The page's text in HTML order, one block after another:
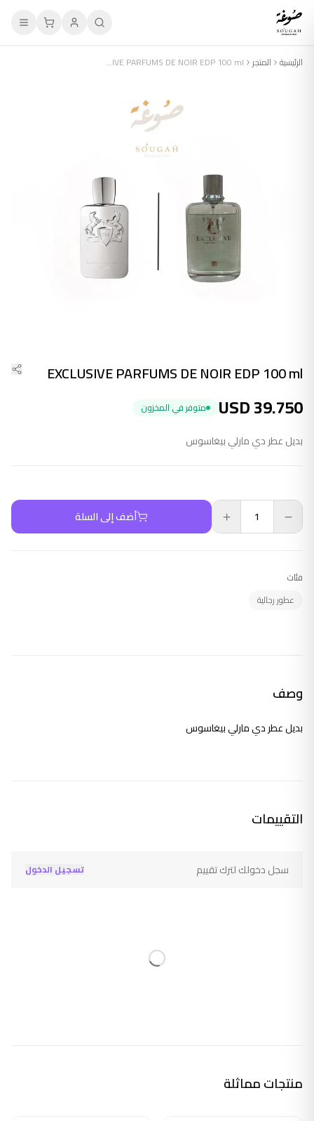
الرئيسية المتجر EXCLUSIVE PARFUMS DE NOIR EDP 100 ml
EXCLUSIVE PARFUMS DE NOIR EDP 100 ml
USD39.750 متوفر في المخزون
بديل عطر دي مارلي بيغاسوس
أضف إلى السلة
فئات
عطور رجالية
وصف
بديل عطر دي مارلي بيغاسوس
التقييمات
سجل دخولك لترك تقييم تسجيل الدخول
منتجات مماثلة